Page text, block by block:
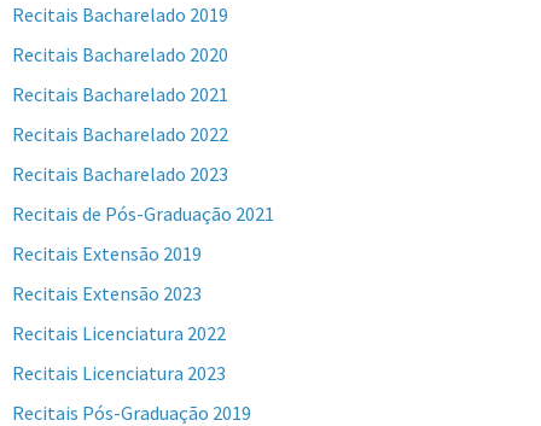
Recitais Bacharelado 2019
Recitais Bacharelado 2020
Recitais Bacharelado 2021
Recitais Bacharelado 2022
Recitais Bacharelado 2023
Recitais de Pós-Graduação 2021
Recitais Extensão 2019
Recitais Extensão 2023
Recitais Licenciatura 2022
Recitais Licenciatura 2023
Recitais Pós-Graduação 2019